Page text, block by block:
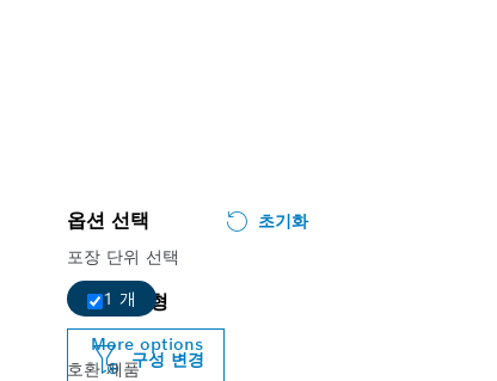
옵션 선택
초기화
포장 단위 선택
1 개
More options
호환 제품
선택된 변형
구성 변경